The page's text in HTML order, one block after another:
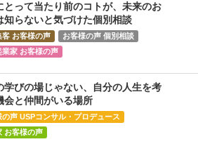
とって当たり前のコトが、未来のお
知らないと気づけた個別相談
客 お客様の声
お客様の声 個別相談
業家 お客様の声
学びの場じゃない、自分の人生を考
会と仲間がいる場所
の声 USPコンサル・プロデュース
お客様の声